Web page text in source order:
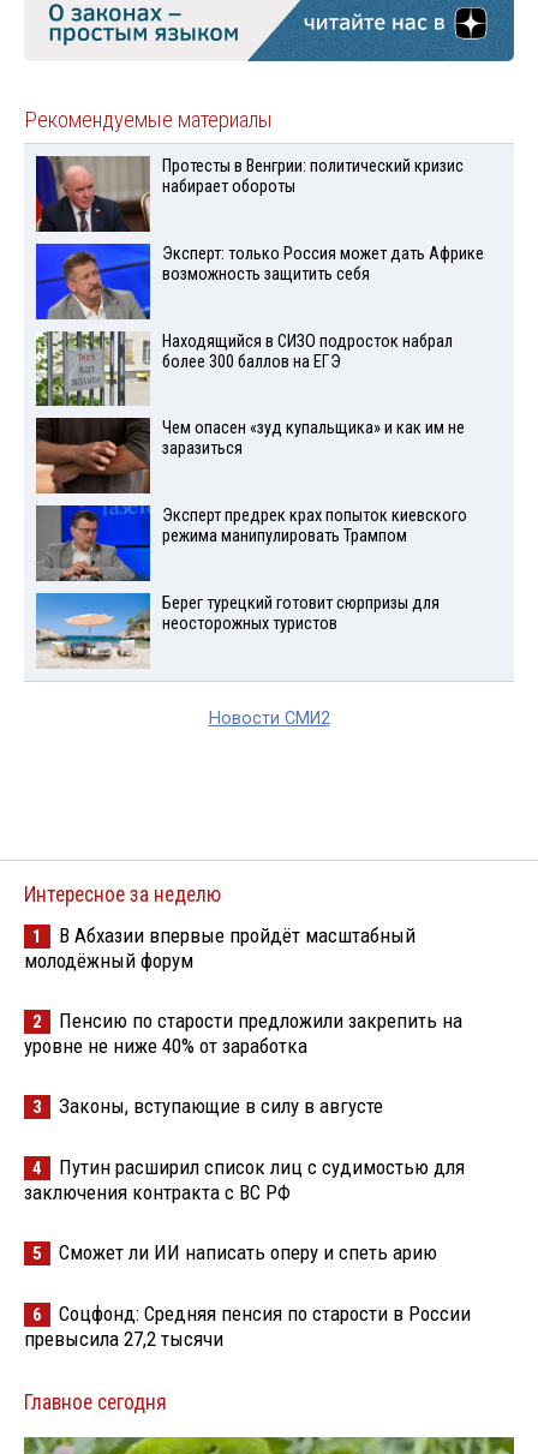
Рекомендуемые материалы
Протесты в Венгрии: политический кризис
набирает обороты
Эксперт: только Россия может дать Африке
возможность защитить себя
Находящийся в СИЗО подросток набрал
более 300 баллов на ЕГЭ
Чем опасен «зуд купальщика» и как им не
заразиться
Эксперт предрек крах попыток киевского
режима манипулировать Трампом
Берег турецкий готовит сюрпризы для
неосторожных туристов
Новости СМИ2
Интересное за неделю
1
В Абхазии впервые пройдёт масштабный
молодёжный форум
2
Пенсию по старости предложили закрепить на
уровне не ниже 40% от заработка
3 Законы, вступающие в силу в августе
4
Путин расширил список лиц с судимостью для
заключения контракта с ВС РФ
5 Сможет ли ИИ написать оперу и спеть арию
6
Соцфонд: Средняя пенсия по старости в России
превысила 27,2 тысячи
Главное сегодня